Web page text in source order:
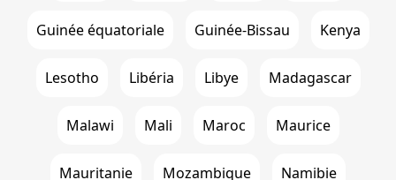
Guinée équatoriale Guinée-Bissau Kenya
Lesotho Libéria Libye Madagascar
Malawi Mali Maroc Maurice
Mauritanie Mozambique Namibie